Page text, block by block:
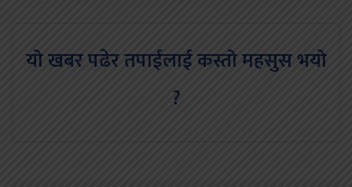
यो खबर पढेर तपाईलाई कस्तो महसुस भयो
?